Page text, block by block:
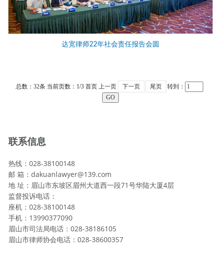
达宽律师22年社会责任报告会圆
总数：32条 当前页数： 1/3 首页 上一页 下一页 尾页 转到：
联系信息
热线：028-38100148
邮 箱：dakuanlawyer@139.com
地 址：眉山市东坡区眉州大道西一段71号华陆大厦4层
监督投诉电话：
座机：028-38100148
手机：13990377090
眉山市司法局电话：028-38186105
眉山市律师协会电话：028-38600357